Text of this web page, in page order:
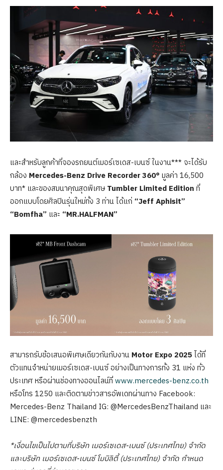
และสำหรับลูกค้าที่จองรถยนต์เมอร์เซเดส-เบนซ์ ในงาน*** จะได้รับ
กล้อง Mercedes-Benz Drive Recorder 360° มูลค่า 16,500
บาท* และของสมนาคุณสุดพิเศษ Tumbler Limited Edition ที่
ออกแบบโดยศิลปินรุ่นใหม่ทั้ง 3 ท่าน ได้แก่ “Jeff Aphisit”
“Bomfha” และ “MR.HALFMAN”
สามารถรับข้อเสนอพิเศษเดียวกันกับงาน Motor Expo 2025ได้ที่
ตัวแทนจำหน่ายเมอร์เซเดส-เบนซ์ อย่างเป็นทางการทั้ง 31 แห่ง ทั่ว
ประเทศ หรือผ่านช่องทางออนไลน์ที่www.mercedes-benz.co.th
หรือโทร 1250 และติดตามข่าวสารอัพเดทผ่านทาง Facebook:
Mercedes-Benz Thailand IG: @MercedesBenzThailand และ
LINE: @mercedesbenzth
*เงื่อนไขเป็นไปตามที่บริษัท เมอร์เซเดส-เบนซ์ (ประเทศไทย) จำกัด
และบริษัท เมอร์เซเดส-เบนซ์ โมบิลิตี้ (ประเทศไทย) จำกัด กำหนด